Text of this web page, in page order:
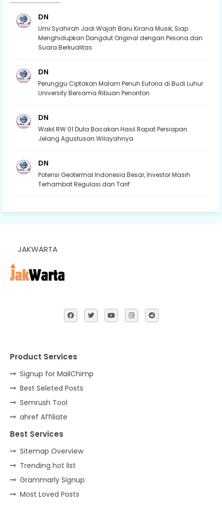
DN
Umi Syahirah Jadi Wajah Baru Kirana Musik, Siap
Menghidupkan Dangdut Original dengan Pesona dan
Suara Berkualitas
DN
Perunggu Ciptakan Malam Penuh Euforia di Budi Luhur
University Bersama Ribuan Penonton
DN
Wakil RW 01 Duta Bacakan Hasil Rapat Persiapan
Jelang Agustusan Wilayahnya
DN
Potensi Geotermal Indonesia Besar, Investor Masih
Terhambat Regulasi dan Tarif
JAKWARTA
Product Services
Signup for MailChimp
Best Seleted Posts
Semrush Tool
ahref Affiliate
Best Services
Sitemap Overview
Trending hot list
Grammarly Signup
Most Loved Posts